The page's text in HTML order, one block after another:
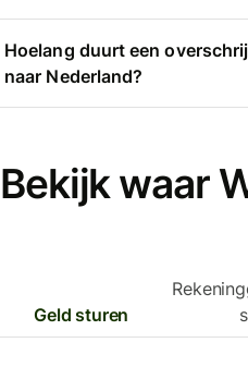
Hoelang duurt een
naar Nederland?
Bekijk waar
Geld sturen
s